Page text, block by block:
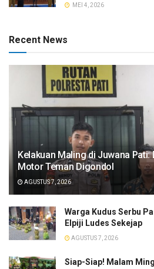
MEI 4, 2026
Recent News
Kelakuan Maling di Juwana Pati:
Motor Teman Digondol
AGUSTUS 7, 2026
Warga Kudus Serbu
Elpiji Ludes Sekejap
AGUSTUS 7, 2026
Siap-Siap! Malam